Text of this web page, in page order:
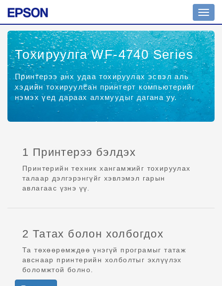
Тохируулга WF-4740 Series
Принтерээ анх удаа тохируулах эсвэл аль
хэдийн тохируулсан принтерт компьютерийг
нэмэх үед дараах алхмуудыг дагана уу.
1 Принтерээ бэлдэх
Принтерийн техник хангамжийг тохируулах
талаар дэлгэрэнгүйг хэвлэмэл гарын
авлагаас үзнэ үү.
2 Татах болон холбогдох
Та төхөөрөмждөө үнэгүй програмыг татаж
авснаар принтерийн холболтыг эхлүүлэх
боломжтой болно.